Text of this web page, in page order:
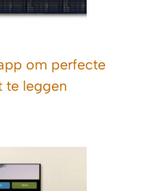
om perfecte
te leggen